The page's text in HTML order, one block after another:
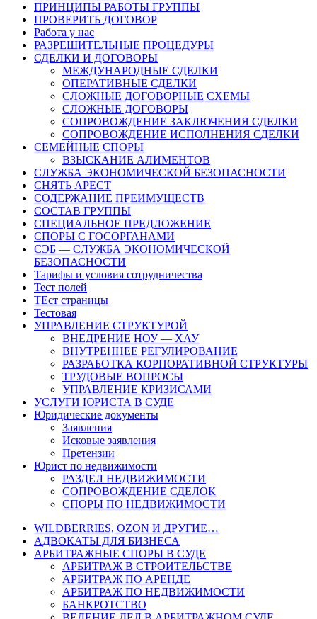
ПРИНЦИПЫ РАБОТЫ ГРУППЫ
ПРОВЕРИТЬ ДОГОВОР
Работа у нас
РАЗРЕШИТЕЛЬНЫЕ ПРОЦЕДУРЫ
СДЕЛКИ И ДОГОВОРЫ
МЕЖДУНАРОДНЫЕ СДЕЛКИ
ОПЕРАТИВНЫЕ СДЕЛКИ
СЛОЖНЫЕ ДОГОВОРНЫЕ СХЕМЫ
СЛОЖНЫЕ ДОГОВОРЫ
СОПРОВОЖДЕНИЕ ЗАКЛЮЧЕНИЯ СДЕЛКИ
СОПРОВОЖДЕНИЕ ИСПОЛНЕНИЯ СДЕЛКИ
СЕМЕЙНЫЕ СПОРЫ
ВЗЫСКАНИЕ АЛИМЕНТОВ
СЛУЖБА ЭКОНОМИЧЕСКОЙ БЕЗОПАСНОСТИ
СНЯТЬ АРЕСТ
СОДЕРЖАНИЕ ПРЕИМУЩЕСТВ
СОСТАВ ГРУППЫ
СПЕЦИАЛЬНОЕ ПРЕДЛОЖЕНИЕ
СПОРЫ С ГОСОРГАНАМИ
СЭБ — СЛУЖБА ЭКОНОМИЧЕСКОЙ
БЕЗОПАСНОСТИ
Тарифы и условия сотрудничества
Тест полей
ТЕст страницы
Тестовая
УПРАВЛЕНИЕ СТРУКТУРОЙ
ВНЕДРЕНИЕ НОУ — ХАУ
ВНУТРЕННЕЕ РЕГУЛИРОВАНИЕ
РАЗРАБОТКА КОРПОРАТИВНОЙ СТРУКТУРЫ
ТРУДОВЫЕ ВОПРОСЫ
УПРАВЛЕНИЕ КРИЗИСАМИ
УСЛУГИ ЮРИСТА В СУДЕ
Юридические документы
Заявления
Исковые заявления
Претензии
Юрист по недвижимости
РАЗДЕЛ НЕДВИЖИМОСТИ
СОПРОВОЖДЕНИЕ СДЕЛОК
СПОРЫ ПО НЕДВИЖИМОСТИ
WILDBERRIES, OZON И ДРУГИЕ…
АДВОКАТЫ ДЛЯ БИЗНЕСА
АРБИТРАЖНЫЕ СПОРЫ В СУДЕ
АРБИТРАЖ В СТРОИТЕЛЬСТВЕ
АРБИТРАЖ ПО АРЕНДЕ
АРБИТРАЖ ПО НЕДВИЖИМОСТИ
БАНКРОТСТВО